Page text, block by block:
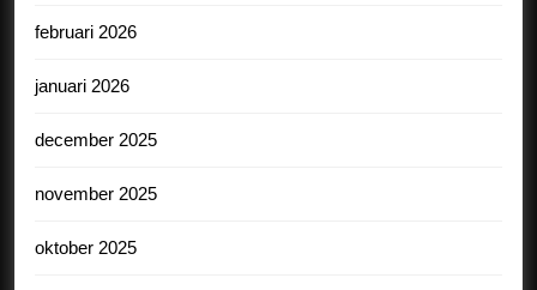
februari 2026
januari 2026
december 2025
november 2025
oktober 2025